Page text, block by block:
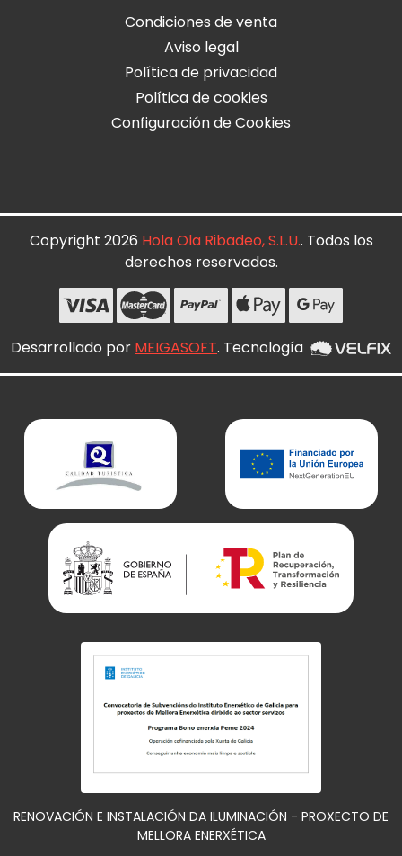
Condiciones de venta
Aviso legal
Política de privacidad
Política de cookies
Configuración de Cookies
Copyright 2026 Hola Ola Ribadeo, S.L.U.. Todos los
derechos reservados.
Desarrollado por MEIGASOFT. Tecnología
RENOVACIÓN E INSTALACIÓN DA ILUMINACIÓN - PROXECTO DE
MELLORA ENERXÉTICA